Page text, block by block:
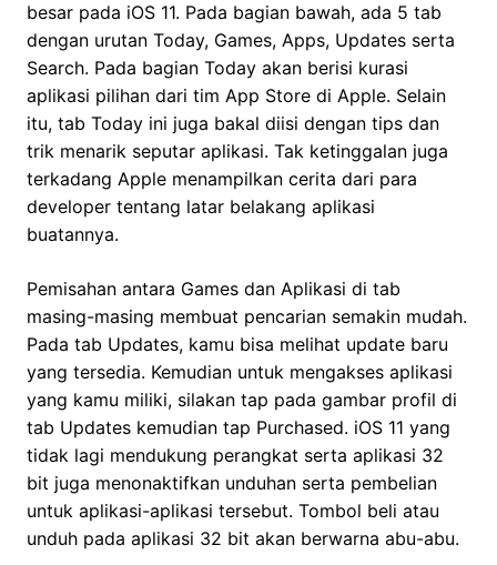
besar pada iOS 11. Pada bagian bawah, ada 5 tab
dengan urutan Today, Games, Apps, Updates serta
Search. Pada bagian Today akan berisi kurasi
aplikasi pilihan dari tim App Store di Apple. Selain
itu, tab Today ini juga bakal diisi dengan tips dan
trik menarik seputar aplikasi. Tak ketinggalan juga
terkadang Apple menampilkan cerita dari para
developer tentang latar belakang aplikasi
buatannya.
Pemisahan antara Games dan Aplikasi di tab
masing-masing membuat pencarian semakin mudah.
Pada tab Updates, kamu bisa melihat update baru
yang tersedia. Kemudian untuk mengakses aplikasi
yang kamu miliki, silakan tap pada gambar profil di
tab Updates kemudian tap Purchased. iOS 11 yang
tidak lagi mendukung perangkat serta aplikasi 32
bit juga menonaktifkan unduhan serta pembelian
untuk aplikasi-aplikasi tersebut. Tombol beli atau
unduh pada aplikasi 32 bit akan berwarna abu-abu.